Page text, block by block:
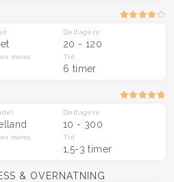
Deltagere
20 - 120
ex moms Tid
6 timer
Deltagere
10 - 300
ex moms Tid
1,5-3 timer
& OVERNATNING